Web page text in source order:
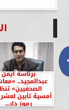
برئاسة أيمن
عبدالمجيد..
الصحفيين»
أمسية تأبين
رموز دار...